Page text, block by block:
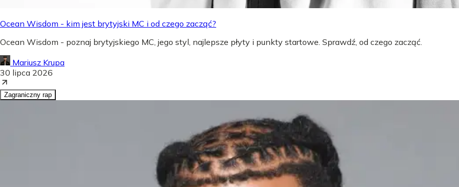
Ocean Wisdom - kim jest brytyjski MC i od czego zacząć?
Ocean Wisdom - poznaj brytyjskiego MC, jego styl, najlepsze płyty i punkty startowe. Sprawdź, od czego zacząć.
Mariusz Krupa
30 lipca 2026
Zagraniczny rap